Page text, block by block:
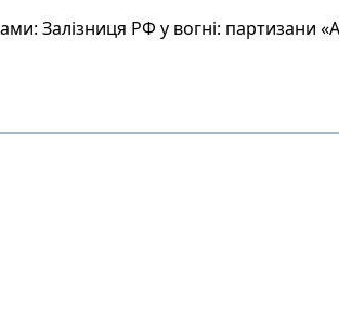
Залізниця РФ у вогні: партизани